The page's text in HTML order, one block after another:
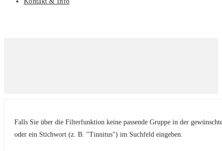
Falls Sie über die Filterfunktion keine passende Gruppe in der
oder ein Stichwort (z. B. "Tinnitus") im Suchfeld eingeben.